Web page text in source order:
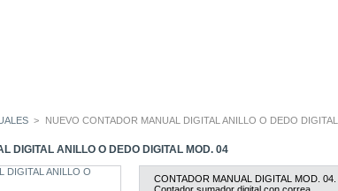
>
NUEVO CONTADOR MANUAL DIGITAL ANILLO O DEDO DIGITAL
DIGITAL ANILLO O DEDO DIGITAL MOD. 04
CONTADOR MANUAL DIGITAL MOD. 04.